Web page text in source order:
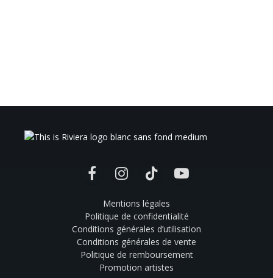
FacebookInstagramTikTok YouTube
Mentions légales
Politique de confidentialité
Conditions générales d’utilisation
Conditions générales de vente
Politique de remboursement
Promotion artistes